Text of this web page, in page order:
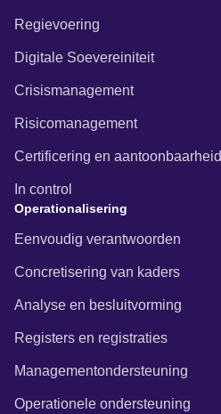
Regievoering
Digitale Soevereiniteit
Crisismanagement
Risicomanagement
Certificering en aantoonbaarheid
In control
Operationalisering
Eenvoudig verantwoorden
Concretisering van kaders
Analyse en besluitvorming
Registers en registraties
Managementondersteuning
Operationele ondersteuning